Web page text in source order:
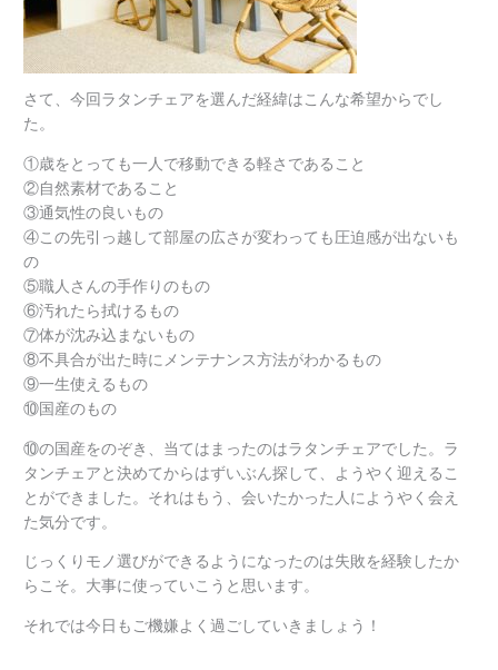
さて、今回ラタンチェアを選んだ経緯はこんな希望からでし
た。
①歳をとっても一人で移動できる軽さであること
②自然素材であること
③通気性の良いもの
④この先引っ越して部屋の広さが変わっても圧迫感が出ないも
の
⑤職人さんの手作りのもの
⑥汚れたら拭けるもの
⑦体が沈み込まないもの
⑧不具合が出た時にメンテナンス方法がわかるもの
⑨一生使えるもの
⑩国産のもの
⑩の国産をのぞき、当てはまったのはラタンチェアでした。ラ
タンチェアと決めてからはずいぶん探して、ようやく迎えるこ
とができました。それはもう、会いたかった人にようやく会え
た気分です。
じっくりモノ選びができるようになったのは失敗を経験したか
らこそ。大事に使っていこうと思います。
それでは今日もご機嫌よく過ごしていきましょう！